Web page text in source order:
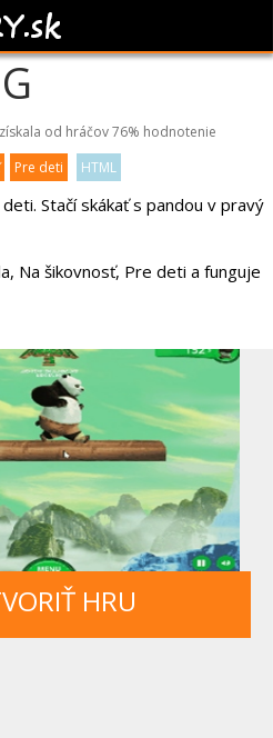
PANDA 3 -
od hráčov76% hodnotenie
Pre deti HTML
Stačí skákať s pandou v pravý
Na šikovnosť, Pre deti a funguje
HRU